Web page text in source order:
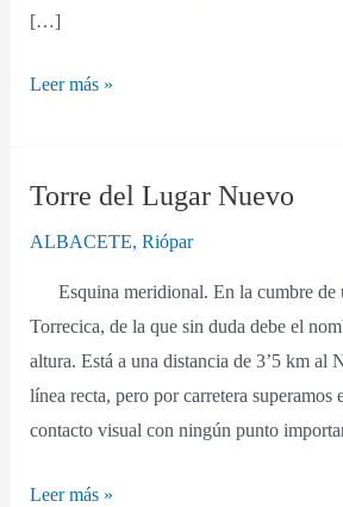
[…]
Leer más »
Torre del Lugar Nuevo
ALBACETE,Riópar
Esquina meridional. En la cumbre de
Torrecica, de la que sin duda debe el
altura. Está a una distancia de 3’5 km al
línea recta, pero por carretera
contacto visual con ningún punto
Torre
Nuevo
Leer más »